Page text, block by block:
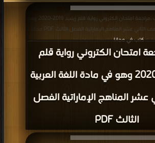
امتحان الكتروني رواية قلم
زينب, 2019-2020 وهو في مادة اللغة العربية
المناهج الإماراتية الفصل
الثالث PDF
في مادة اللغة العربية للصف الثاني عشر المناهج الإماراتية الفصل الثالث PDF مجانا |
>كتب في مجانا| التحميل : مرة/مرات